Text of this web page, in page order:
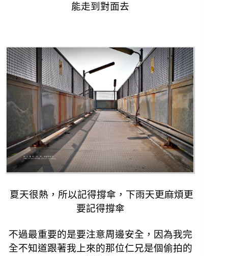
能走到對面去
夏天很熱，所以記得撐傘，下雨天更麻煩更
要記得撐傘
不過最重要的是要注意周邊安全， 因為我完
全不知道跟著我上來的那位仁兄是個偷拍的